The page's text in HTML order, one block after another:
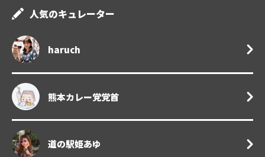
人気のキュレーター
haruch
熊本カレー党党首
道の駅姫あゆ